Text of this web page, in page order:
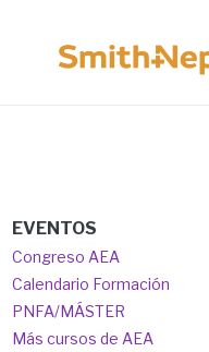
Image
EVENTOS
Congreso AEA
Calendario Formación
PNFA/MÁSTER
Más cursos de AEA